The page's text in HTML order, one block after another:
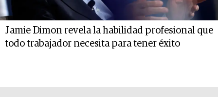
Jamie Dimon revela la habilidad profesional que
todo trabajador necesita para tener éxito